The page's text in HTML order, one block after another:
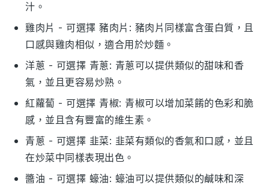
汁。
雞肉片 - 可選擇豬肉片 : 豬肉片同樣富含蛋白質，且
口感與雞肉相似，適合用於炒麵。
洋蔥 - 可選擇 青蔥: 青蔥可以提供類似的甜味和香
氣，並且更容易炒熟。
紅蘿蔔 - 可選擇 青椒: 青椒可以增加菜餚的色彩和脆
感，並且含有豐富的維生素。
青蔥 - 可選擇 韭菜: 韭菜有類似的香氣和口感，並且
在炒菜中同樣表現出色。
醬油 - 可選擇 蠔油: 蠔油可以提供類似的鹹味和深